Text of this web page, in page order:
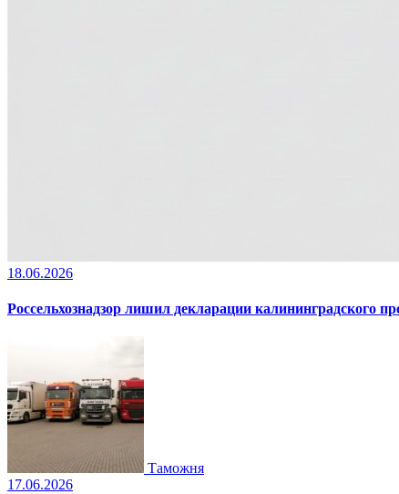
18.06.2026
Россельхознадзор лишил декларации калининградского
Таможня
17.06.2026